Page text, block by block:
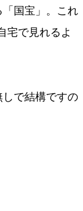
国宝」。これ
宅で見れるよ
で結構ですの